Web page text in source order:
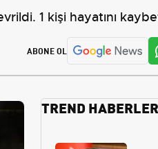
1 kişi hayatını
ABONE OL
TREND HABERLER